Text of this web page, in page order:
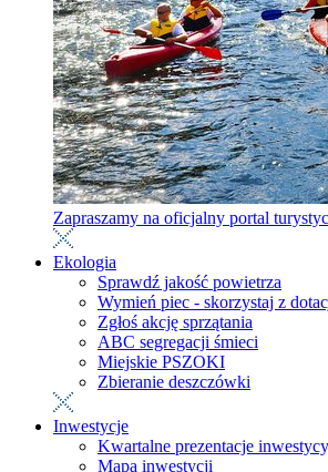
Zapraszamy na oficjalny portal
Ekologia
Sprawdź jakość powietrza
Wymień piec - skorzystaj z
Zgłoś akcję sprzątania
ABC segregacji śmieci
Miejskie PSZOKI
Zbieranie deszczówki
Inwestycje
Kwartalne prezentacje
Mapa inwestycji